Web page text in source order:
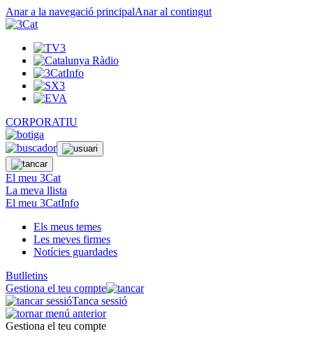
Anar a la navegació principalAnar al contingut
CORPORATIU
El meu 3Cat
La meva llista
El meu 3CatInfo
Els meus temes
Les meves firmes
Notícies guardades
Butlletins
Gestiona el teu compte
Tanca sessió
Gestiona el teu compte